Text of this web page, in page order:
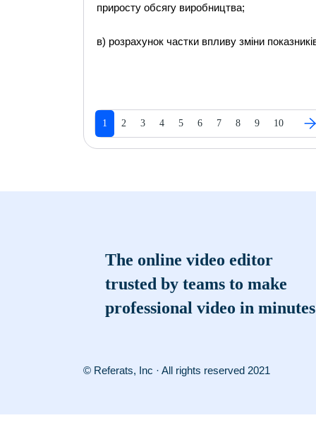
приросту обсягу виробництва;
в) розрахунок частки впливу зміни
1 2 3 4 5 6 7 8 9 10
The online video editor
trusted by teams to make
professional video in minutes
© Referats, Inc · All rights reserved 2021